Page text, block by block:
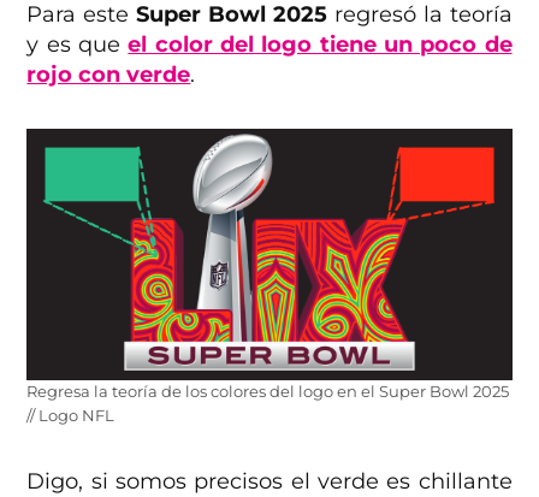
Para esteSuper Bowl 2025 regresó la teoría
y es queel color del logo tiene un poco de
rojo con verde.
Regresa la teoría de los colores del logo en el Super Bowl 2025
// Logo NFL
Digo, si somos precisos el verde es chillante